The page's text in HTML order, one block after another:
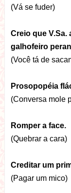
(Vá se fuder)
Creio que
galhofeiro
(Você tá de
Prosopopéia
(Conversa mole
Romper a face.
(Quebrar a cara)
Creditar um
(Pagar um mico)